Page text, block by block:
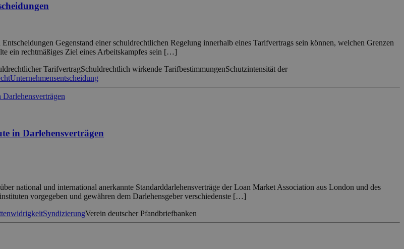
Gegenstand einer schuldrechtlichen Regelung innerhalb eines Tarifvertrags sein können, welchen Grenzen
ein rechtmäßiges Ziel eines Arbeitskampfes sein […]
TarifvertragSchuldrechtlich wirkende TarifbestimmungenSchutzintensität der
Unternehmensentscheidung
in Darlehensverträgen
national und international anerkannte Standarddarlehensverträge der Loan Market Association aus London und des
vorgegeben und gewähren dem Darlehensgeber verschiedenste […]
SyndizierungVerein deutscher Pfandbriefbanken